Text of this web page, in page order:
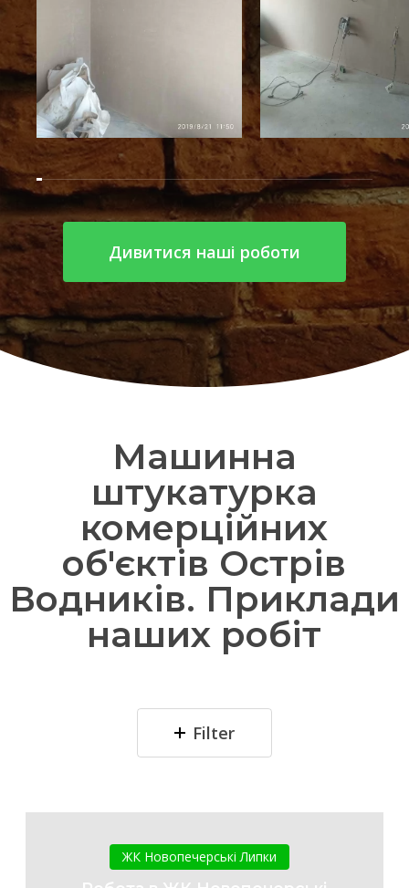
Дивитися наші роботи
Машинна
штукатурка
комерційних
об'єктів Острів
Водників. Приклади
наших робіт
Filter
в
ЖК
ЖК Новопечерські Липки